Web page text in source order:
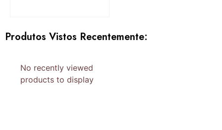
Produtos Vistos Recentemente:
No recently viewed
products to display